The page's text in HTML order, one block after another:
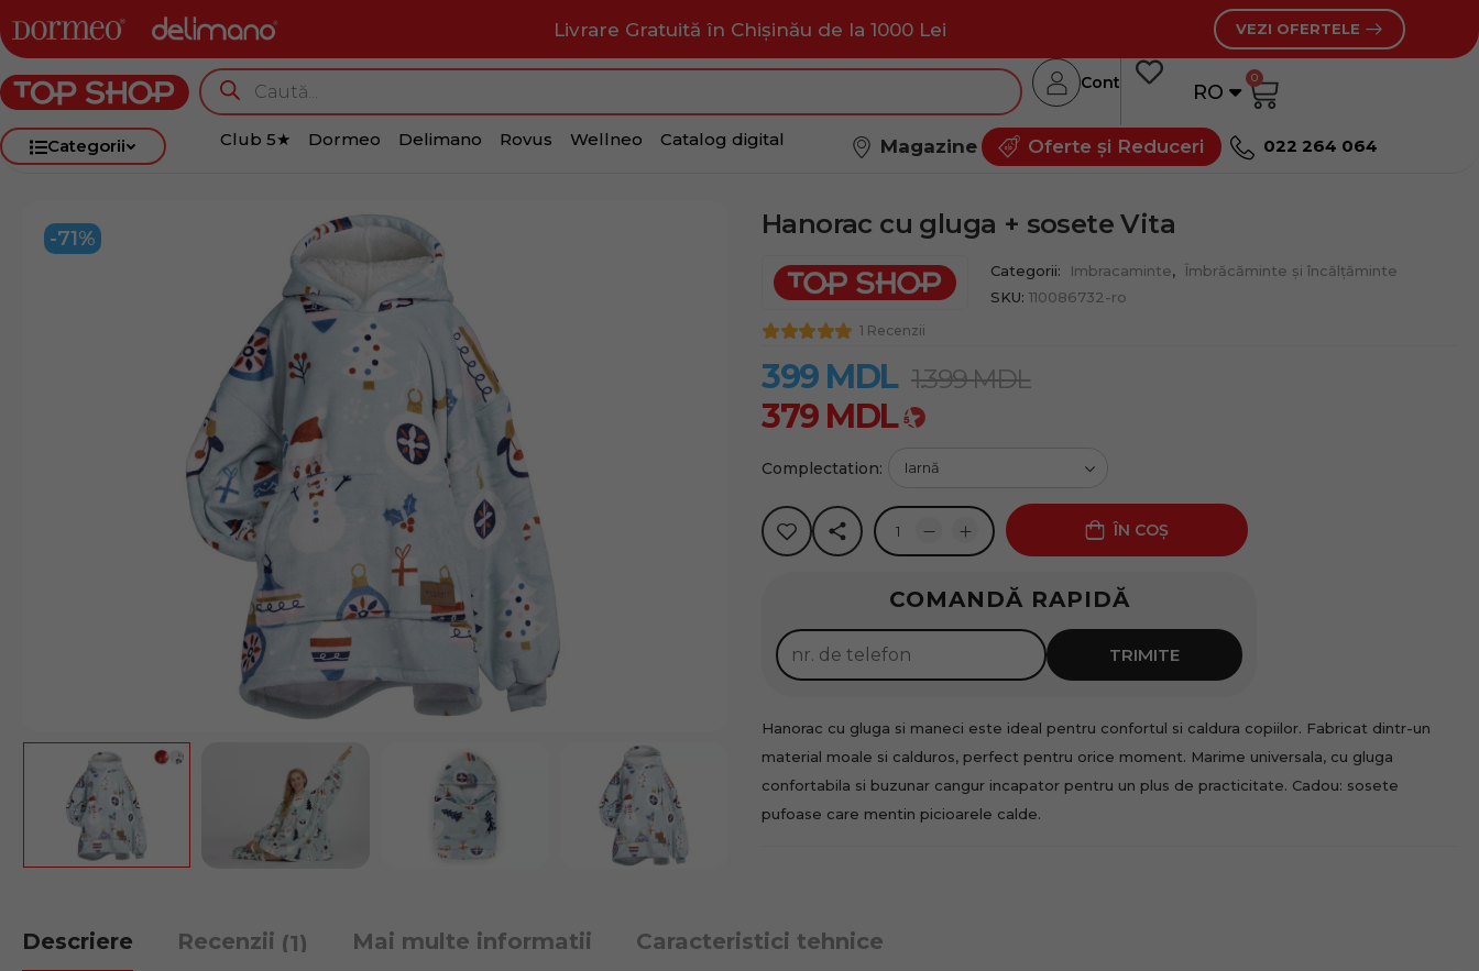
Livrare Gratuită în Chișinău de la 1000 Lei VEZI OFERTELE
Cont RO
RU
0
Categorii Club 5★ Dormeo Delimano Rovus Wellneo Catalog digital Magazine Oferte și Reduceri 022 264 064
-71% Hanorac cu gluga + sosete Vita
Categorii: Imbracaminte
Îmbrăcăminte și încălțăminte
SKU: 110086732-ro
399 MDL 1.399MDL
379 MDL
1 Recenzii
COMANDĂ RAPIDĂ
TRIMITE
Hanorac cu gluga si maneci este ideal pentru confortul si caldura copiilor. Fabricat dintr-un
material moale si calduros, perfect pentru orice moment. Marime universala, cu gluga
confortabila si buzunar cangur incapator pentru un plus de practicitate. Cadou: sosete
pufoase care mentin picioarele calde.
Complectation:
ÎN COȘ
100lei x4luni
Solicită
Descriere Recenzii (1) Mai multe informatii Caracteristici tehnice